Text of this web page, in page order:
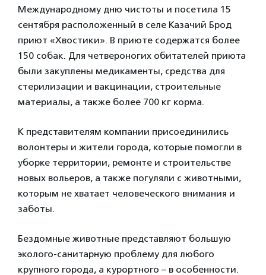
Международному дню чистоты и посетила 15
сентября расположенный в селе Казачий Брод
приют «Хвостики». В приюте содержатся более
150 собак. Для четвероногих обитателей приюта
были закуплены медикаменты, средства для
стерилизации и вакцинации, строительные
материалы, а также более 700 кг корма.
К представителям компании присоединились
волонтеры и жители города, которые помогли в
уборке территории, ремонте и строительстве
новых вольеров, а также погуляли с животными,
которым не хватает человеческого внимания и
заботы.
Бездомные животные представляют большую
эколого-санитарную проблему для любого
крупного города, а курортного – в особенности.